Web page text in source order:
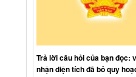
Trả lời câu hỏi của bạn đọc:
nhận diện tích đã bỏ quy